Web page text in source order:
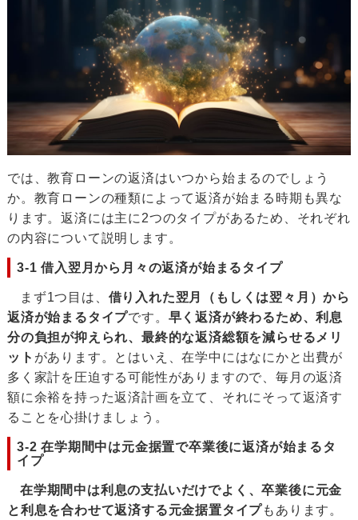
では、教育ローンの返済はいつから始まるのでしょう
か。教育ローンの種類によって返済が始まる時期も異な
ります。返済には主に2つのタイプがあるため、それぞれ
の内容について説明します。
3-1 借入翌月から月々の返済が始まるタイプ
まず1つ目は、 借り入れた翌月（もしくは翌々月）から
返済が始まるタイプです。 早く返済が終わるため、利息
分の負担が抑えられ、最終的な返済総額を減らせるメリ
ット があります。とはいえ、在学中にはなにかと出費が
多く家計を圧迫する可能性がありますので、毎月の返済
額に余裕を持った返済計画を立て、それにそって返済す
ることを心掛けましょう。
3-2 在学期間中は元金据置で卒業後に返済が始まるタ
イプ
在学期間中は利息の支払いだけでよく、卒業後に元金
と利息を合わせて返済する元金据置タイプもあります。